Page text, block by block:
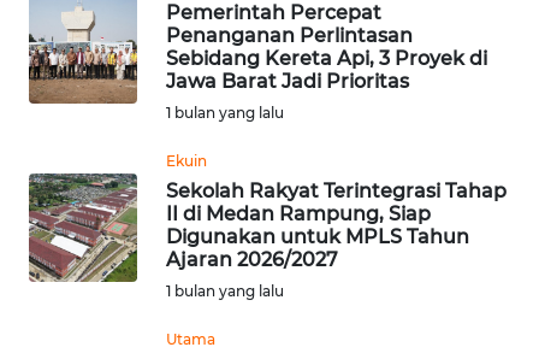
Pemerintah Percepat
Penanganan Perlintasan
Sebidang Kereta Api, 3 Proyek di
Jawa Barat Jadi Prioritas
1 bulan yang lalu
Ekuin
Sekolah Rakyat Terintegrasi Tahap
II di Medan Rampung, Siap
Digunakan untuk MPLS Tahun
Ajaran 2026/2027
1 bulan yang lalu
Utama
KONTAK
KAMI
TENTANG
KAMI